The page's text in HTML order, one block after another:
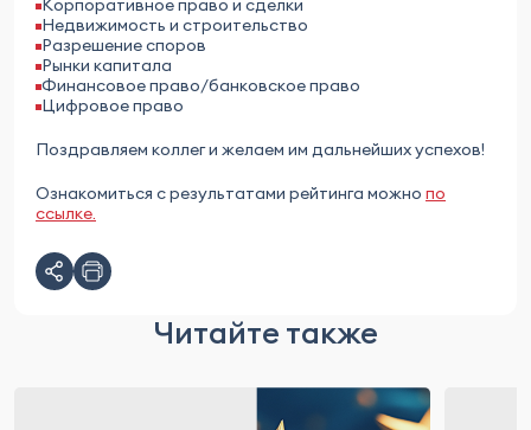
Корпоративное право и сделки
Недвижимость и строительство
Разрешение споров
Рынки капитала
Финансовое право/банковское право
Цифровое право
Поздравляем коллег и желаем им дальнейших успехов!
Ознакомиться с результатами рейтинга можно по
ссылке.
Читайте также